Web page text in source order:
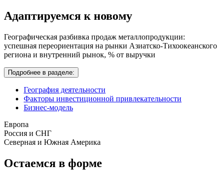
Адаптируемся к новому
Географическая разбивка продаж металлопродукции:
успешная переориентация на рынки Азиатско-Тихоокеанского
региона и внутренний рынок, % от выручки
Подробнее в разделе:
География деятельности
Факторы инвестиционной привлекательности
Бизнес-модель
Европа
Россия и СНГ
Северная и Южная Америка
Остаемся в форме